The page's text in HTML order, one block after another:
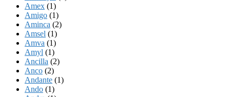
Amex (1)
Amigo (1)
Aminca (2)
Amsel (1)
Amva (1)
Amyl (1)
Ancilla (2)
Anco (2)
Andante (1)
Ando (1)